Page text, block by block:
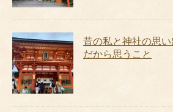
昔の私と神社の思
だから思うこと